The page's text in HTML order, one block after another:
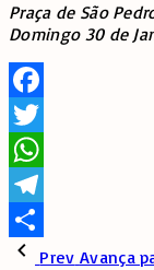
Praça de São
Domingo 30 de
Facebook
Twitter
WhatsApp
Telegram
SharePrev Avança